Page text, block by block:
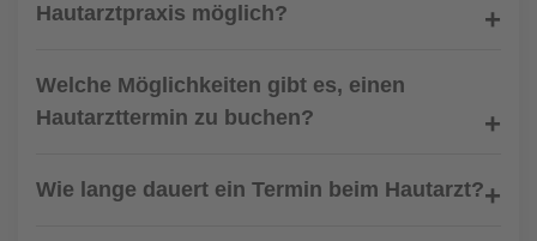
Hautarztpraxis möglich?
Welche Möglichkeiten gibt es, einen
Hautarzttermin zu buchen?
Wie lange dauert ein Termin beim Hautarzt?